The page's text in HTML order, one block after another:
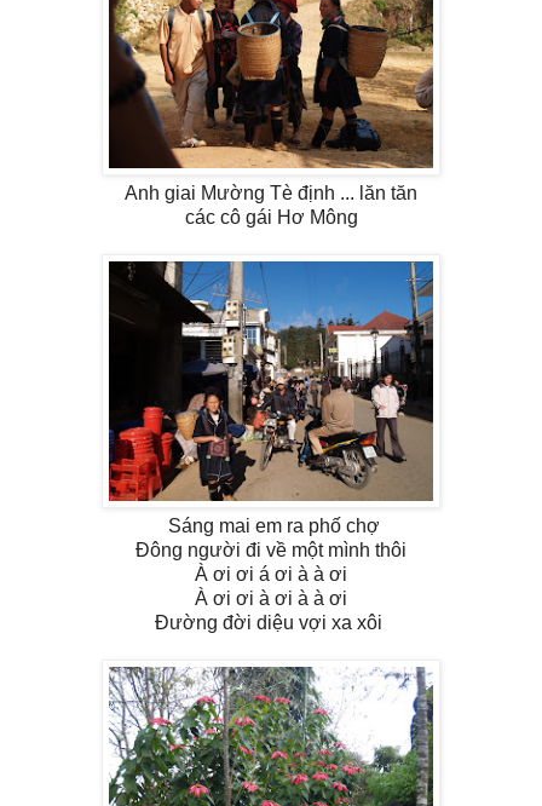
Anh giai Mường Tè định ... lăn tăn
các cô gái Hơ Mông
Sáng mai em ra phố chợ
Đông người đi về một mình thôi
À ơi ơi á ơi à à ơi
À ơi ơi à ơi à à ơi
Đường đời diệu vợi xa xôi